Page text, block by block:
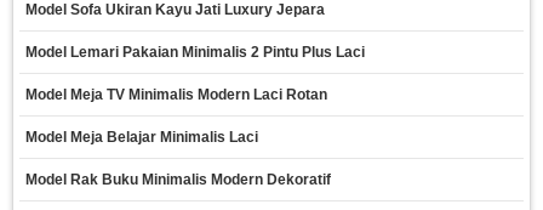
Model Sofa Ukiran Kayu Jati Luxury Jepara
Model Lemari Pakaian Minimalis 2 Pintu Plus Laci
Model Meja TV Minimalis Modern Laci Rotan
Model Meja Belajar Minimalis Laci
Model Rak Buku Minimalis Modern Dekoratif